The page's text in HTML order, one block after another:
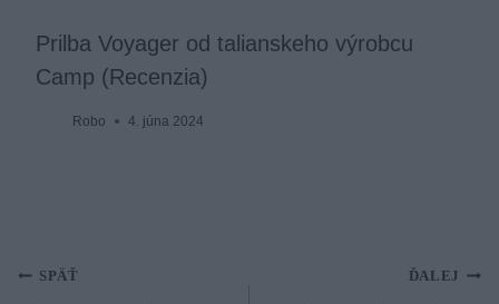
Prilba Voyager od talianskeho výrobcu
Camp (Recenzia)
Robo 4. júna 2024
Navigácia
SPÄŤ ĎALEJ